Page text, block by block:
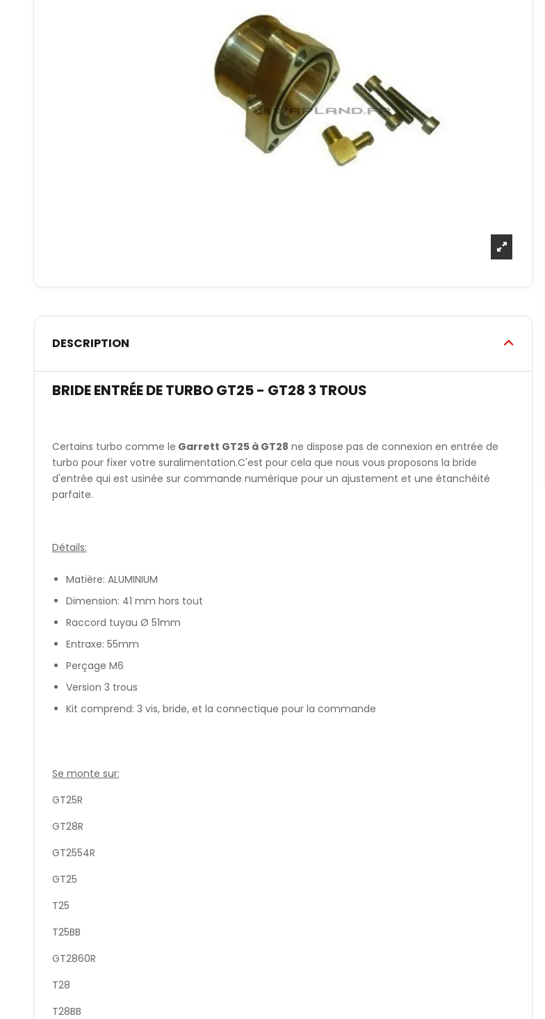
DESCRIPTION
BRIDE ENTRÉE DE TURBO GT25 - GT28 3 TROUS
Certains turbo comme le Garrett GT25 à GT28 ne dispose pas de connexion en entrée de
turbo pour fixer votre suralimentation.C'est pour cela que nous vous proposons la bride
d'entrée qui est usinée sur commande numérique pour un ajustement et une étanchéité
parfaite.
Détails:
Matière: ALUMINIUM
Dimension: 41 mm hors tout
Raccord tuyau Ø 51mm
Entraxe: 55mm
Perçage M6
Version 3 trous
Kit comprend: 3 vis, bride, et la connectique pour la commande
Se monte sur:
GT25R
GT28R
GT2554R
GT25
T25
T25BB
GT2860R
T28
T28BB